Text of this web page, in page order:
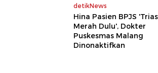
detikNews
Hina Pasien BPJS
Merah Dulu', Dokter
Puskesmas Malang
Dinonaktifkan